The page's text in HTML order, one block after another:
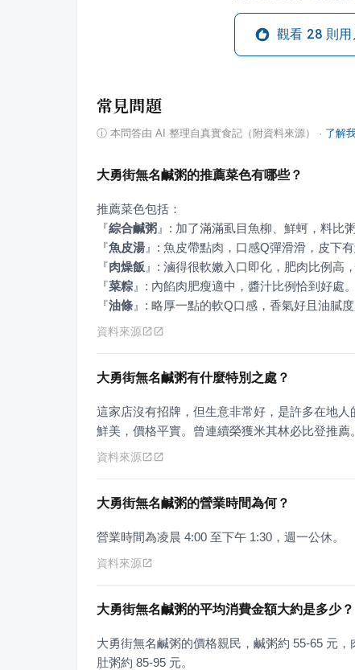
觀看 28 則
常見問題
ⓘ 本問答由 AI 整理自真實食記（附資料來源） · 了解
大勇街無名鹹粥的推薦菜色有哪些？
『綜合鹹粥 』
『魚皮湯 』
『肉燥飯 』
『菜粽 』
『油條 』 : 略厚一點的軟Q口感，香氣好且油膩
資料來源
大勇街無名鹹粥有什麼特別之處？
這家店沒有招牌，但生意非常好，是許多在地
鮮美，價格平實。曾連續榮獲米其林必比登推薦。
資料來源
大勇街無名鹹粥的營業時間為何？
營業時間為凌晨 4:00 至下午 1:30，週一公休。
資料來源
大勇街無名鹹粥的平均消費金額大約是多少？
大勇街無名鹹粥的價格親民，鹹粥約 55-65 元
肚粥約 85-95 元。